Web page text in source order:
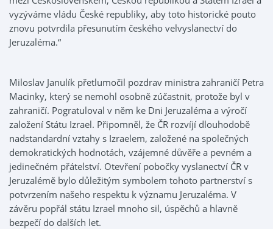
vyzýváme vládu České republiky, aby toto historické pouto
znovu potvrdila přesunutím českého velvyslanectví do
Jeruzaléma.“
Miloslav Janulík přetlumočil pozdrav ministra zahraničí Petra
Macinky, který se nemohl osobně zúčastnit, protože byl v
zahraničí. Pogratuloval v něm ke Dni Jeruzaléma a výročí
založení Státu Izrael. Připomněl, že ČR rozvíjí dlouhodobě
nadstandardní vztahy s Izraelem, založené na společných
demokratických hodnotách, vzájemné důvěře a pevném a
jedinečném přátelství. Otevření pobočky vyslanectví ČR v
Jeruzalémě bylo důležitým symbolem tohoto partnerství s
potvrzením našeho respektu k významu Jeruzaléma. V
závěru popřál státu Izrael mnoho sil, úspěchů a hlavně
bezpečí do dalších let.